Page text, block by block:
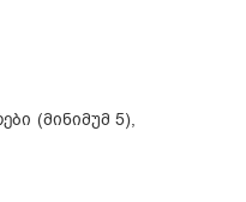
(მინიმუმ 5),